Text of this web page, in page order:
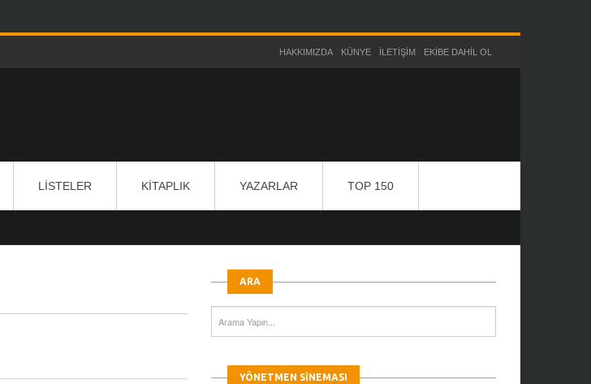
HAKKIMIZDA KÜNYE İLETIŞIM EKIBE DAHIL OL
LISTELER KITAPLIK YAZARLAR TOP 150
ARA
YÖNETMEN SINEMASI